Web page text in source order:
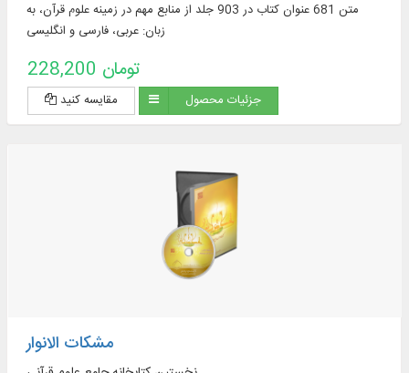
متن 681 عنوان کتاب در 903 جلد از منابع مهم در زمينه علوم قرآن، به
زبان: عربی، فارسی و انگلیسی
228,200 تومان
مقایسه کنید جزئیات محصول
مشکات الانوار